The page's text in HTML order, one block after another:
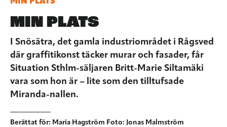
MIN PLATS
MIN PLATS
I Snösätra, det gamla industriområdet i Rågsved
där graffitikonst täcker murar och fasader, får
Situation Sthlm-säljaren Britt-Marie Siltamäki
vara som hon är – lite som den tilltufsade
Miranda-nallen.
Berättat för: Maria Hagström Foto: Jonas Malmström